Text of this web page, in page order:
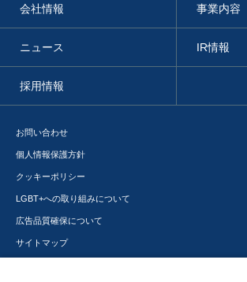
会社情報 事業内容
ニュース IR情報
採用情報
お問い合わせ
個人情報保護方針
クッキーポリシー
LGBT+への取り組みについて
広告品質確保について
サイトマップ